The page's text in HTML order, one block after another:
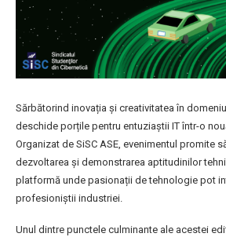
Sărbătorind inovația și creativitatea în
deschide porțile pentru entuziaștii IT într-o
Organizat de SiSC ASE, evenimentul promite
dezvoltarea și demonstrarea aptitudinilor
platformă unde pasionații de tehnologie pot
profesioniștii industriei.
Unul dintre punctele culminante ale acestei